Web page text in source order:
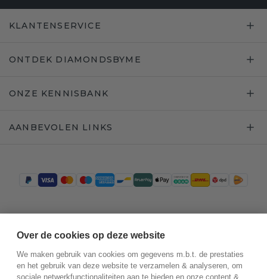
KLANTENSERVICE
ONTDEK DIAMONDSBYME
ONZE KENNISBANK
AANBEVOLEN LINKS
Over de cookies op deze website
We maken gebruik van cookies om gegevens m.b.t. de prestaties
en het gebruik van deze website te verzamelen & analyseren, om
sociale netwerkfunctionaliteiten aan te bieden en onze content &